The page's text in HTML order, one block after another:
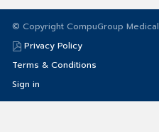
© Copyright CompuGroup Medical
Privacy Policy
Terms & Conditions
Sign in